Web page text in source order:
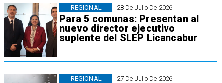
28 De Julio De 2026
Para 5 comunas: Presentan al
nuevo director ejecutivo
suplente del SLEP Licancabur
REGIONAL
27 De Julio De 2026
REGIONAL